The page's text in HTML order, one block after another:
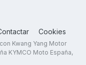
Cookies
Kwang Yang Motor
KYMCO Moto España,